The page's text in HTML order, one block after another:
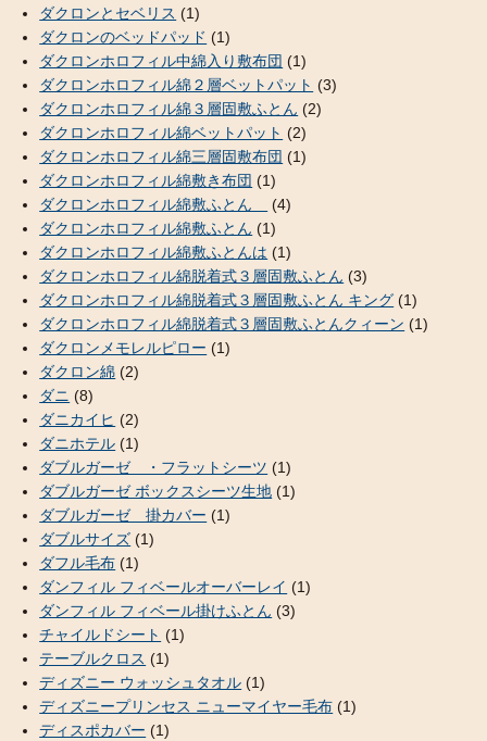
ダクロンとセベリス (1)
ダクロンのベッドパッド (1)
ダクロンホロフィル中綿入り敷布団 (1)
ダクロンホロフィル綿２層ベットパット (3)
ダクロンホロフィル綿３層固敷ふとん (2)
ダクロンホロフィル綿ベットパット (2)
ダクロンホロフィル綿三層固敷布団 (1)
ダクロンホロフィル綿敷き布団 (1)
ダクロンホロフィル綿敷ふとん
(4)
ダクロンホロフィル綿敷ふとん (1)
ダクロンホロフィル綿敷ふとんは (1)
ダクロンホロフィル綿脱着式３層固敷ふとん (3)
ダクロンホロフィル綿脱着式３層固敷ふとん キング (1)
ダクロンホロフィル綿脱着式３層固敷ふとんクィーン (1)
ダクロンメモレルピロー (1)
ダクロン綿 (2)
ダニ (8)
ダニカイヒ (2)
ダニホテル (1)
ダブルガーゼ ・フラットシーツ (1)
ダブルガーゼ ボックスシーツ生地 (1)
ダブルガーゼ 掛カバー (1)
ダブルサイズ (1)
ダフル毛布 (1)
ダンフィル フィベールオーバーレイ (1)
ダンフィル フィベール掛けふとん (3)
チャイルドシート (1)
テーブルクロス (1)
ディズニー ウォッシュタオル (1)
ディズニープリンセス ニューマイヤー毛布 (1)
ディスポカバー (1)